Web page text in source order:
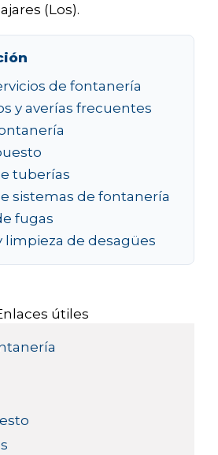
(Los).
de fontanería
y averías frecuentes
tuberías
sistemas de fontanería
fugas
limpieza de desagües
útiles